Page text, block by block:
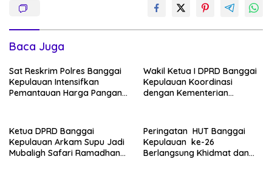
Baca Juga
Sat Reskrim Polres Banggai
Kepulauan Intensifkan
Pemantauan Harga Pangan
Wakil Ketua I DPRD Banggai
Kepulauan Koordinasi
dengan Kementerian
Ketua DPRD Banggai
Kepulauan Arkam Supu Jadi
Mubaligh Safari Ramadhan
Peringatan HUT Banggai
Kepulauan ke-26
Berlangsung Khidmat dan